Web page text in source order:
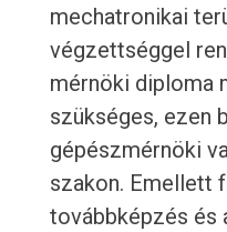
mechatronikai
végzettséggel
mérnöki diploma
szükséges, ezen
gépészmérnöki
szakon. Emellett
továbbképzés és